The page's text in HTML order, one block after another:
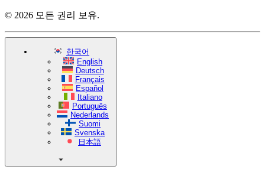
© 2026 모든 권리 보유.
한국어
English
Deutsch
Français
Español
Italiano
Português
Nederlands
Suomi
Svenska
日本語